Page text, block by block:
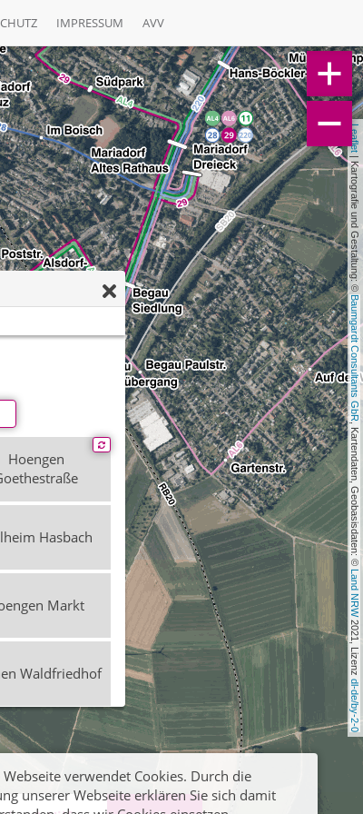
IMPRESSUM AVV
Leaflet
| Kartografie und Gestaltung: ©
Baumgardt Consultants GbR
, Kartendaten, Geobasisdaten: ©
Land NRW
2021, Lizenz
dl-de/by-2-0
Hoengen
Hasbach
Markt
Waldfriedhof
Hoengen
Hasbach
Webseite verwendet Cookies. Durch die
unserer Webseite erklären Sie sich damit